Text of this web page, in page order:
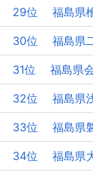
29位 福島県
30位 福島県
31位 福島県
32位 福島県
33位 福島県
34位 福島県